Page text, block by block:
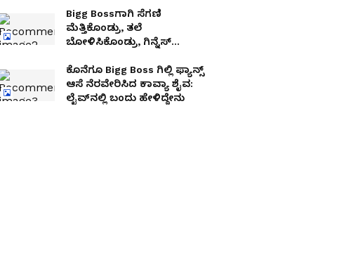
Bigg Bossಗಾಗಿ ಸೆಗಣಿ
ಮೆತ್ತಿಕೊಂಡ್ರು, ತಲೆ
ಬೋಳಿಸಿಕೊಂಡ್ರು, ಗಿನ್ನೆಸ್​
ಕಥೆ ಕೇಳಿ
ಕೊನೆಗೂ Bigg Boss ಗಿಲ್ಲಿ ಫ್ಯಾನ್ಸ್​
ಆಸೆ ನೆರವೇರಿಸಿದ ಕಾವ್ಯಾ ಶೈವ:
ಲೈವ್​ನಲ್ಲಿ ಬಂದು ಹೇಳಿದ್ದೇನು